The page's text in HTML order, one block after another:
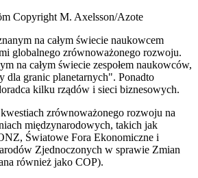
na całym świecie naukowcem
globalnego zrównoważonego rozwoju.
na całym świecie zespołem naukowców,
dla granic planetarnych". Ponadto
kilku rządów i sieci biznesowych.
zrównoważonego rozwoju na
międzynarodowych, takich jak
Światowe Fora Ekonomiczne i
Zjednoczonych w sprawie Zmian
również jako COP).